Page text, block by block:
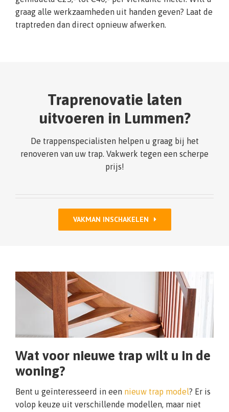
graag alle werkzaamheden uit handen geven? Laat de
traptreden dan direct opnieuw afwerken.
Traprenovatie laten
uitvoeren in Lummen?
De trappenspecialisten helpen u graag bij het
renoveren van uw trap. Vakwerk tegen een scherpe
prijs!
VAKMAN INSCHAKELEN
Wat voor nieuwe trap wilt u in de
woning?
Bent u geïnteresseerd in een nieuw trap model? Er is
volop keuze uit verschillende modellen, maar niet